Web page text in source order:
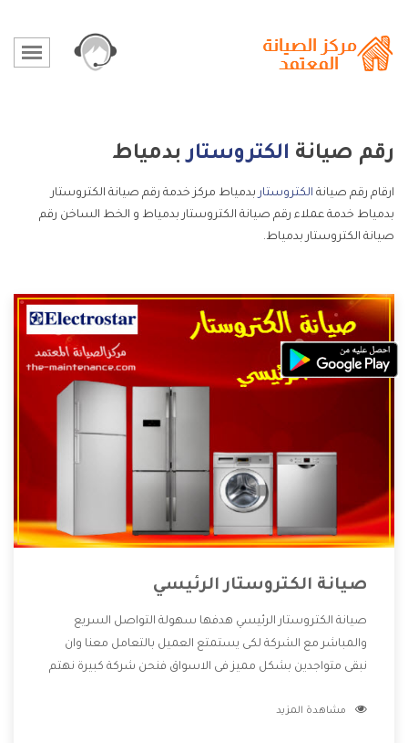
رقم صيانة الكتروستاربدمياط
ارقام رقم صيانة الكتروستار بدمياط مركز خدمة رقم صيانة الكتروستار
بدمياط خدمة عملاء رقم صيانة الكتروستار بدمياط و الخط الساخن رقم
صيانة الكتروستار بدمياط.
صيانة الكتروستار الرئيسي
صيانة الكتروستار الرئيسي هدفها سهولة التواصل السريع
والمباشر مع الشركة لكى يستمتع العميل بالتعامل معنا وان
نبقى متواجدين بشكل مميز فى الاسواق فنحن شركة كبيرة نهتم
الشركة بها والتى تكون منها خدمة الصيانة التى تكون من أهم
مشاهدة المزيد